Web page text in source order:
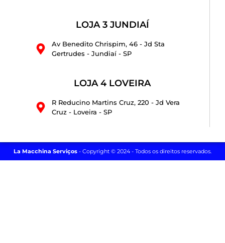
LOJA 3 JUNDIAÍ
Av Benedito Chrispim, 46 - Jd Sta
Gertrudes - Jundiaí - SP
LOJA 4 LOVEIRA
R Reducino Martins Cruz, 220 - Jd Vera
Cruz - Loveira - SP
La Macchina Serviços - Copyright © 2024 - Todos os direitos reservados.